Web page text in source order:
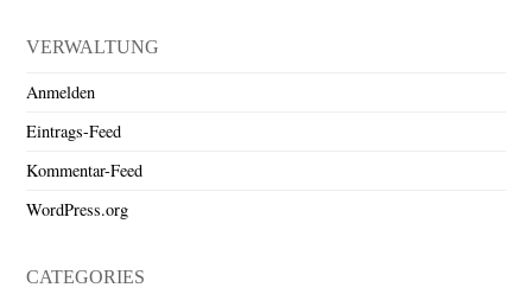
VERWALTUNG
Anmelden
Eintrags-Feed
Kommentar-Feed
WordPress.org
CATEGORIES